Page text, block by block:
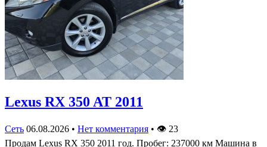
Lexus RX 350 AT 2011
Сеть 06.08.2026 • Нет комментария • 👁 23
Продам Lexus RX 350 2011 год. Пробег: 237000 км Машина в